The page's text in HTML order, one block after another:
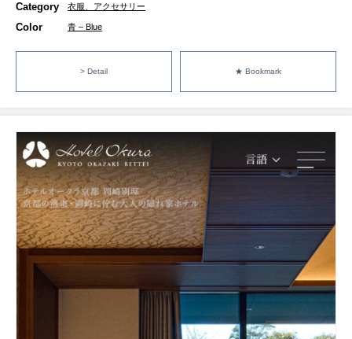
Category 衣服、アクセサリー
Color 青 – Blue
> Detail ★ Bookmark